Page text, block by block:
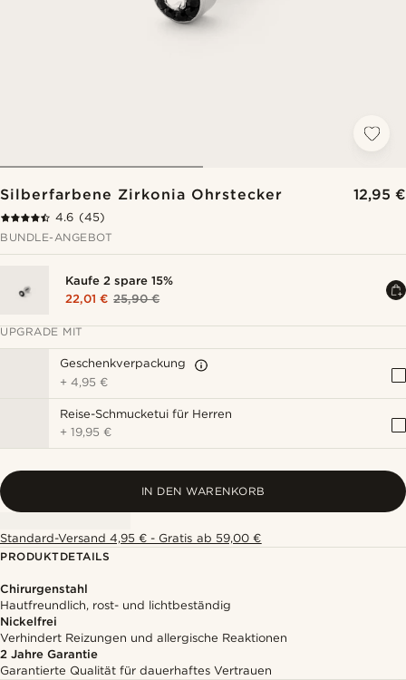
Silberfarbene Zirkonia Ohrstecker 12,95 €
4.6 (45)
BUNDLE-ANGEBOT
Kaufe 2 spare 15%
22,01 € 25,90 €
UPGRADE MIT
Geschenkverpackung
+4,95 €
Reise-Schmucketui für Herren
+19,95 €
IN DEN WARENKORB
Standard-Versand 4,95 € - Gratis ab 59,00 €
PRODUKTDETAILS
Chirurgenstahl
Hautfreundlich, rost- und lichtbeständig
Nickelfrei
Verhindert Reizungen und allergische Reaktionen
2 Jahre Garantie
Garantierte Qualität für dauerhaftes Vertrauen